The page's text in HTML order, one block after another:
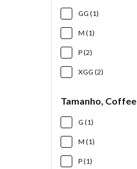
GG (1)
M (1)
P (2)
XGG (2)
Tamanho, Coffee
G (1)
M (1)
P (1)